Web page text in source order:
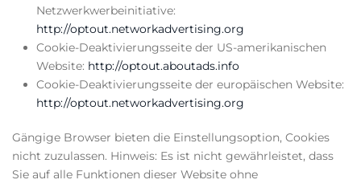
Netzwerkwerbeinitiative:
http://optout.networkadvertising.org
Cookie-Deaktivierungsseite der US-amerikanischen
Website: http://optout.aboutads.info
Cookie-Deaktivierungsseite der europäischen Website:
http://optout.networkadvertising.org
Gängige Browser bieten die Einstellungsoption, Cookies
nicht zuzulassen. Hinweis: Es ist nicht gewährleistet, dass
Sie auf alle Funktionen dieser Website ohne